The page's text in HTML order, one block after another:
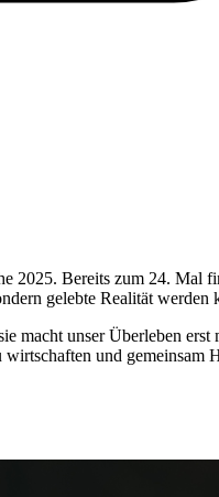
2025. Bereits zum 24. Mal
gelebte Realität werden
macht unser Überleben
und gemeinsam